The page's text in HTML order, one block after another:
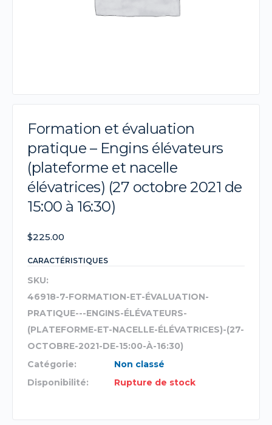
Formation et évaluation
pratique – Engins élévateurs
(plateforme et nacelle
élévatrices) (27 octobre 2021 de
15:00 à 16:30)
$225.00
CARACTÉRISTIQUES
SKU:
46918-7-FORMATION-ET-ÉVALUATION-
PRATIQUE---ENGINS-ÉLÉVATEURS-
(PLATEFORME-ET-NACELLE-ÉLÉVATRICES)-(27-
OCTOBRE-2021-DE-15:00-À-16:30)
Catégorie:
Non classé
Disponibilité:
Rupture de stock